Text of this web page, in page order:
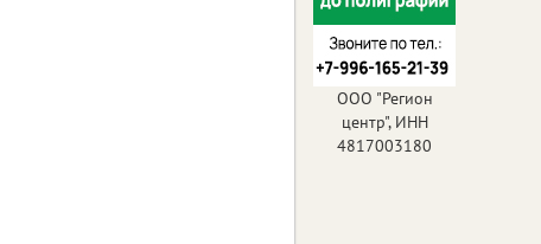
ООО "Регион
центр", ИНН
4817003180